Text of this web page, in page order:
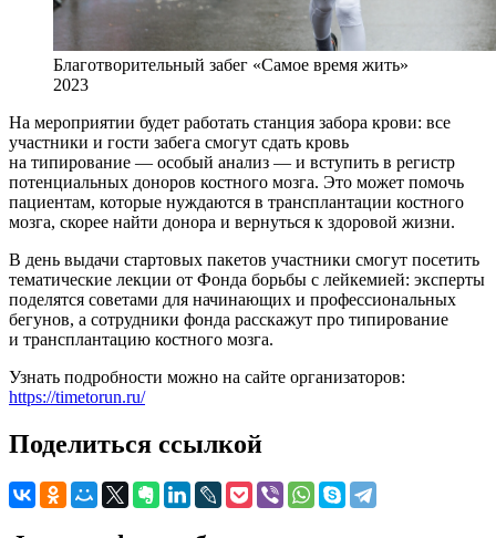
Благотворительный забег «Самое время жить»
2023
На мероприятии будет работать станция забора крови: все
участники и гости забега смогут сдать кровь
на типирование — особый анализ — и вступить в регистр
потенциальных доноров костного мозга. Это может помочь
пациентам, которые нуждаются в трансплантации костного
мозга, скорее найти донора и вернуться к здоровой жизни.
В день выдачи стартовых пакетов участники смогут посетить
тематические лекции от Фонда борьбы с лейкемией: эксперты
поделятся советами для начинающих и профессиональных
бегунов, а сотрудники фонда расскажут про типирование
и трансплантацию костного мозга.
Узнать подробности можно на сайте организаторов:
https://timetorun.ru/
Поделиться ссылкой